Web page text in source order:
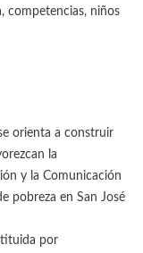
competencias, niños
orienta a construir
la
y la Comunicación
pobreza en San José
por